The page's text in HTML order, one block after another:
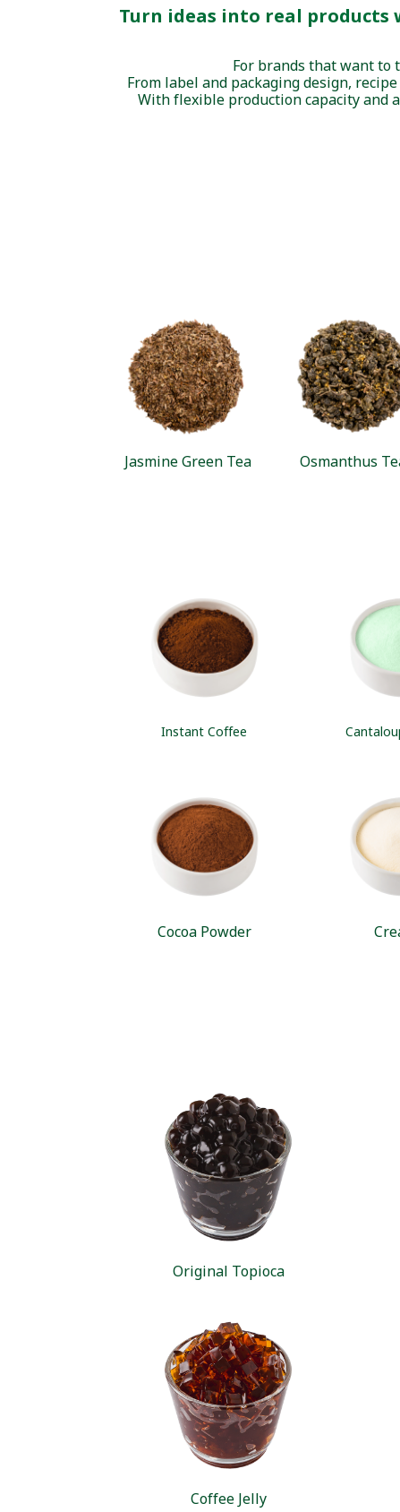
Turn ideas into real
For brands that want to
From label and packaging design,
With flexible production capacity and
Jasmine Green Tea Osmanthus
Instant Coffee
Cocoa Powder
Original Topioca
Coffee Jelly